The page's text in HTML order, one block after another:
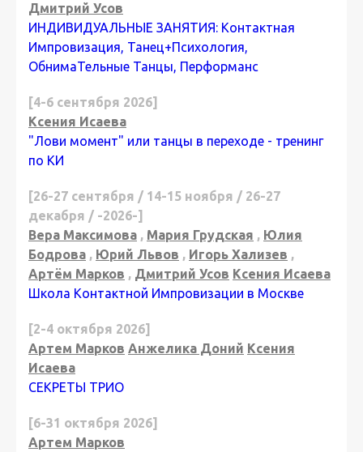
Дмитрий Усов
ИНДИВИДУАЛЬНЫЕ ЗАНЯТИЯ: Контактная
Импровизация, Танец+Психология,
ОбнимаТельные Танцы, Перформанс
[4-6 сентября 2026]
Ксения Исаева
"Лови момент" или танцы в переходе - тренинг
по КИ
[26-27 сентября / 14-15 ноября / 26-27
декабря / -2026-]
Вера Максимова , Мария Грудская , Юлия
Бодрова , Юрий Львов , Игорь Хализев ,
Артём Марков , Дмитрий Усов Ксения Исаева
Школа Контактной Импровизации в Москве
[2-4 октября 2026]
Артем Марков Анжелика Доний Ксения
Исаева
СЕКРЕТЫ ТРИО
[6-31 октября 2026]
Артем Марков